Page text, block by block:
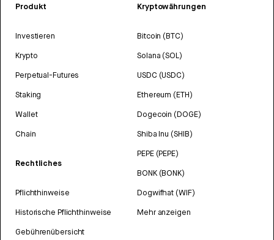
Produkt
Investieren
Krypto
Perpetual-Futures
Staking
Wallet
Chain
Rechtliches
Pflichthinweise
Historische Pflichthinweise
Gebührenübersicht
Kryptowährungen
Bitcoin (BTC)
Solana (SOL)
USDC (USDC)
Ethereum (ETH)
Dogecoin (DOGE)
Shiba Inu (SHIB)
PEPE (PEPE)
BONK (BONK)
Dogwifhat (WIF)
Mehr anzeigen